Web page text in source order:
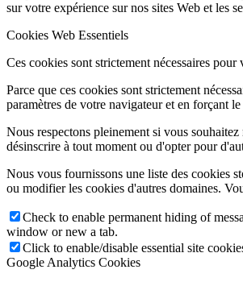
sur votre expérience sur nos sites Web et les
Cookies Web Essentiels
Ces cookies sont strictement nécessaires
Parce que ces cookies sont strictement
paramètres de votre navigateur et en forçant
Nous respectons pleinement si vous
désinscrire à tout moment ou d'opter pour
Nous vous fournissons une liste des cookies
ou modifier les cookies d'autres domaines.
Check to enable permanent hiding of
window or new a tab.
Click to enable/disable essential site
Google Analytics Cookies